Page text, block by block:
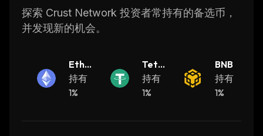
The Crust Network has been designed with
developers in mind, providing them with an
easy-to-use development environment for
Developers can use various programming
languages such as Solidity or Rust to create
dApps on top of the Crust Network.
探索 Crust Network 投资者常持有的备选币，
并发现新的机会。
Ether
eum
持有
1%
Teth
er
持有
1%
BNB
持有
1%